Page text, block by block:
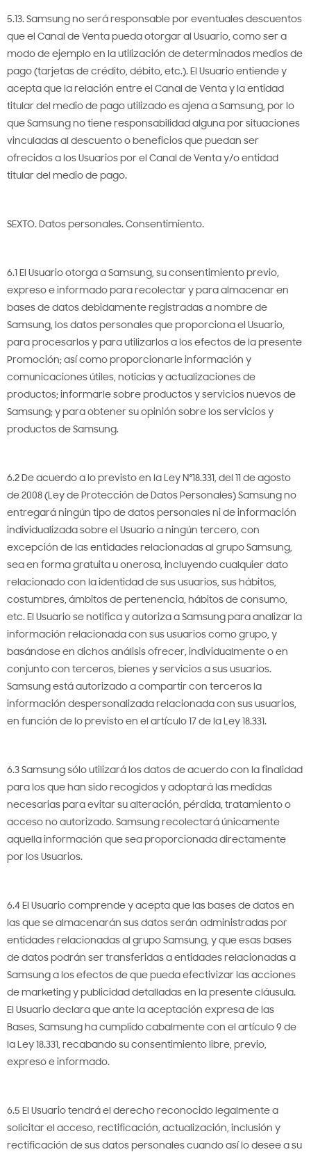
5.13. Samsung no será responsable por eventuales descuentos
que el Canal de Venta pueda otorgar al Usuario, como ser a
modo de ejemplo en la utilización de determinados medios de
pago (tarjetas de crédito, débito, etc.). El Usuario entiende y
acepta que la relación entre el Canal de Venta y la entidad
titular del medio de pago utilizado es ajena a Samsung, por lo
que Samsung no tiene responsabilidad alguna por situaciones
vinculadas al descuento o beneficios que puedan ser
ofrecidos a los Usuarios por el Canal de Venta y/o entidad
titular del medio de pago.
SEXTO. Datos personales. Consentimiento.
6.1 El Usuario otorga a Samsung, su consentimiento previo,
expreso e informado para recolectar y para almacenar en
bases de datos debidamente registradas a nombre de
Samsung, los datos personales que proporciona el Usuario,
para procesarlos y para utilizarlos a los efectos de la presente
Promoción; así como proporcionarle información y
comunicaciones útiles, noticias y actualizaciones de
productos; informarle sobre productos y servicios nuevos de
Samsung; y para obtener su opinión sobre los servicios y
productos de Samsung.
6.2 De acuerdo a lo previsto en la Ley N°18.331, del 11 de agosto
de 2008 (Ley de Protección de Datos Personales) Samsung no
entregará ningún tipo de datos personales ni de información
individualizada sobre el Usuario a ningún tercero, con
excepción de las entidades relacionadas al grupo Samsung,
sea en forma gratuita u onerosa, incluyendo cualquier dato
relacionado con la identidad de sus usuarios, sus hábitos,
costumbres, ámbitos de pertenencia, hábitos de consumo,
etc. El Usuario se notifica y autoriza a Samsung para analizar la
información relacionada con sus usuarios como grupo, y
basándose en dichos análisis ofrecer, individualmente o en
conjunto con terceros, bienes y servicios a sus usuarios.
Samsung está autorizado a compartir con terceros la
información despersonalizada relacionada con sus usuarios,
en función de lo previsto en el artículo 17 de la Ley 18.331.
6.3 Samsung sólo utilizará los datos de acuerdo con la finalidad
para los que han sido recogidos y adoptará las medidas
necesarias para evitar su alteración, pérdida, tratamiento o
acceso no autorizado. Samsung recolectará únicamente
aquella información que sea proporcionada directamente
por los Usuarios.
6.4 El Usuario comprende y acepta que las bases de datos en
las que se almacenarán sus datos serán administradas por
entidades relacionadas al grupo Samsung, y que esas bases
de datos podrán ser transferidas a entidades relacionadas a
Samsung a los efectos de que pueda efectivizar las acciones
de marketing y publicidad detalladas en la presente cláusula.
El Usuario declara que ante la aceptación expresa de las
Bases, Samsung ha cumplido cabalmente con el artículo 9 de
la Ley 18.331, recabando su consentimiento libre, previo,
expreso e informado.
6.5 El Usuario tendrá el derecho reconocido legalmente a
solicitar el acceso, rectificación, actualización, inclusión y
rectificación de sus datos personales cuando así lo desee a su